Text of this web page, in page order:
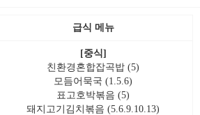
급식 메뉴
[중식]
친환경혼합잡곡밥 (5)
모듬어묵국 (1.5.6)
표고호박볶음 (5)
돼지고기김치볶음 (5.6.9.10.13)